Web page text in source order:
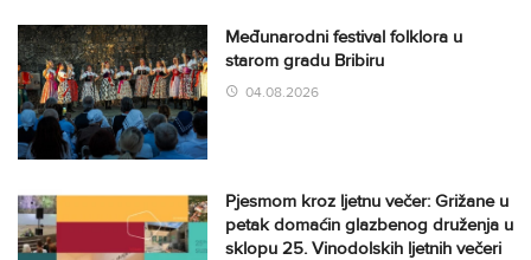
Međunarodni festival folklora u
starom gradu Bribiru
04.08.2026
Pjesmom kroz ljetnu večer: Grižane u
petak domaćin glazbenog druženja u
sklopu 25. Vinodolskih ljetnih večeri